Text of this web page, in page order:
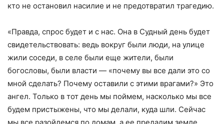
кто не остановил насилие и не предотвратил трагедию.
«Правда, спрос будет и с нас. Она в Судный день будет
свидетельствовать: ведь вокруг были люди, на улице
жили соседи, в селе были еще жители, были
богословы, были власти — «почему вы все дали это со
мной сделать? Почему оставили с этими врагами?» Это
ангел. Только в тот день мы поймем, насколько мы все
будем пристыжены, что мы делали, куда шли. Сейчас
мы все разойдемся по домам, а ее предадим земле.